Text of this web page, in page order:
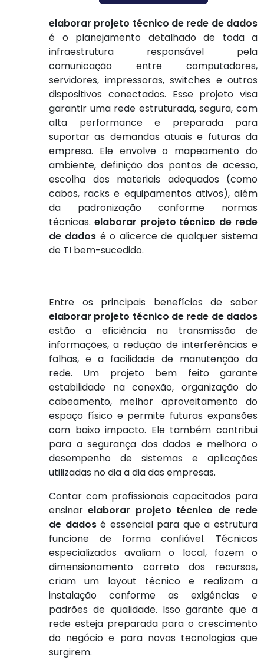
elaborar projeto técnico de rede de dados
é o planejamento detalhado de toda a
infraestrutura responsável pela
comunicação entre computadores,
servidores, impressoras, switches e outros
dispositivos conectados. Esse projeto visa
garantir uma rede estruturada, segura, com
alta performance e preparada para
suportar as demandas atuais e futuras da
empresa. Ele envolve o mapeamento do
ambiente, definição dos pontos de acesso,
escolha dos materiais adequados (como
cabos, racks e equipamentos ativos), além
da padronização conforme normas
técnicas. elaborar projeto técnico de rede
de dados é o alicerce de qualquer sistema
de TI bem-sucedido.
Entre os principais benefícios de saber
elaborar projeto técnico de rede de dados
estão a eficiência na transmissão de
informações, a redução de interferências e
falhas, e a facilidade de manutenção da
rede. Um projeto bem feito garante
estabilidade na conexão, organização do
cabeamento, melhor aproveitamento do
espaço físico e permite futuras expansões
com baixo impacto. Ele também contribui
para a segurança dos dados e melhora o
desempenho de sistemas e aplicações
utilizadas no dia a dia das empresas.
Contar com profissionais capacitados para
ensinarelaborar projeto técnico de rede
de dadosé essencial para que a estrutura
funcione de forma confiável. Técnicos
especializados avaliam o local, fazem o
dimensionamento correto dos recursos,
criam um layout técnico e realizam a
instalação conforme as exigências e
padrões de qualidade. Isso garante que a
rede esteja preparada para o crescimento
do negócio e para novas tecnologias que
surgirem.